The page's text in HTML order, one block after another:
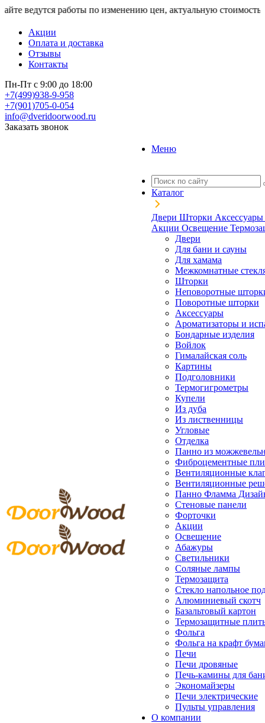
работы по изменению цен, актуальную стоимость
Акции
Оплата и доставка
Отзывы
Контакты
Пн-Пт с 9:00 до 18:00
+7(499)938-9-958
+7(901)705-0-054
info@dveridoorwood.ru
Заказать звонок
Меню
Каталог
Двери Шторки Аксессуары
Акции Освещение
Двери
Для бани и сауны
Для хамама
Межкомнатные
Шторки
Неповоротные
Поворотные шторки
Аксессуары
Ароматизаторы и
Бондарные изделия
Войлок
Гималайская соль
Картины
Подголовники
Термогигрометры
Купели
Из дуба
Из лиственницы
Угловые
Отделка
Панно из
Фиброцементные
Вентиляционные
Вентиляционные
Панно Фламма
Стеновые панели
Форточки
Акции
Освещение
Абажуры
Светильники
Соляные лампы
Термозащита
Стекло напольное
Алюминиевый скотч
Базальтовый картон
Термозащитные
Фольга
Фольга на крафт
Печи
Печи дровяные
Печь-камины для
Экономайзеры
Печи электрические
Пульты управления
О компании